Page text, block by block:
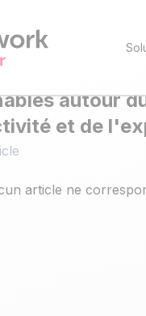
des
autour
et de
article ne